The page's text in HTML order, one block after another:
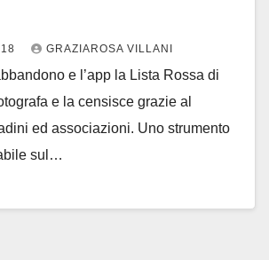
GRAZIAROSA VILLANI
e l’app la Lista Rossa di
e la censisce grazie al
ed associazioni. Uno strumento
sul…